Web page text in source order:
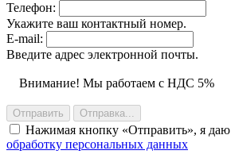
Телефон:
Укажите ваш контактный номер.
E-mail:
Введите адрес электронной почты.
Внимание! Мы работаем с НДС 5%
Отправить Отправка...
Нажимая кнопку Отправить , я даю
обработку персональных данных